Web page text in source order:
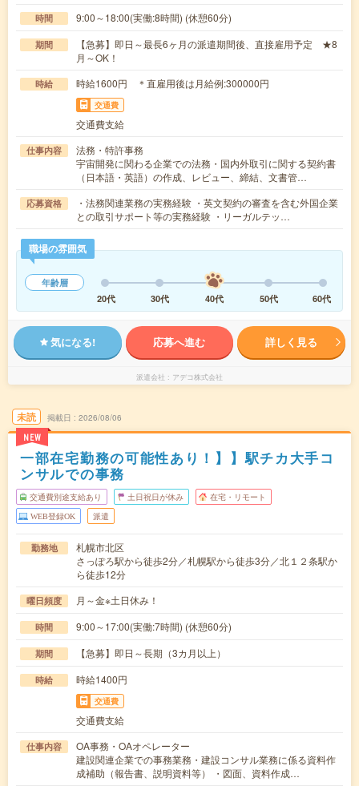
時間 9:00～18:00(実働:8時間) (休憩60分)
期間
【急募】即日～最長6ヶ月の派遣期間後、直接雇用予定 ★8
月～OK！
時給 時給1600円 ＊直雇用後は月給例:300000円
交通費
交通費支給
仕事内容
法務・特許事務
宇宙開発に関わる企業での法務・国内外取引に関する契約書
（日本語・英語）の作成、レビュー、締結、文書管…
応募資格
・法務関連業務の実務経験 ・英文契約の審査を含む外国企業
との取引サポート等の実務経験 ・リーガルテッ…
職場の雰囲気
年齢層
20代
30代 40代 50代 60代
気になる! 応募へ進む 詳しく見る
派遣会社 アデコ株式会社
未読
NEW
掲載日 2026/08/06
一部在宅勤務の可能性あり！】】駅チカ大手コ
ンサルでの事務
交通費別途支給あり 土日祝日が休み 在宅・リモート
WEB登録OK 派遣
勤務地
札幌市北区
さっぽろ駅から徒歩2分／札幌駅から徒歩3分／北１２条駅か
ら徒歩12分
曜日頻度 月～金※土日休み！
時間 9:00～17:00(実働:7時間) (休憩60分)
期間 【急募】即日～長期（3カ月以上）
時給 時給1400円
交通費
交通費支給
仕事内容
OA事務・OAオペレーター
建設関連企業での事務業務・建設コンサル業務に係る資料作
成補助（報告書、説明資料等） ・図面、資料作成…